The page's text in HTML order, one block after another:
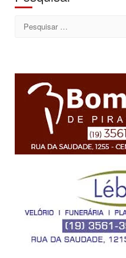
Pesquisar